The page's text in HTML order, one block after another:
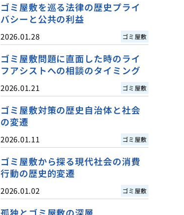
ゴミ屋敷を巡る法律の歴史プライ
バシーと公共の利益
2026.01.28 ゴミ屋敷
ゴミ屋敷問題に直面した時のライ
フアシストへの相談のタイミング
2026.01.21 ゴミ屋敷
ゴミ屋敷対策の歴史自治体と社会
の変遷
2026.01.11 ゴミ屋敷
ゴミ屋敷から探る現代社会の消費
行動の歴史的変遷
2026.01.02 ゴミ屋敷